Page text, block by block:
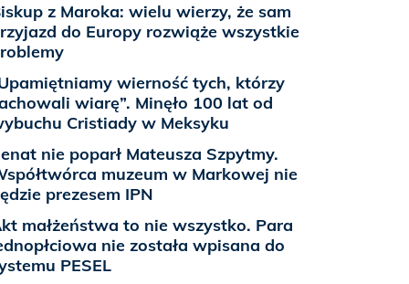
z Maroka: wielu wierzy, że sam
do Europy rozwiąże wszystkie
wierność tych, którzy
wiarę”. Minęło 100 lat od
Cristiady w Meksyku
nie poparł Mateusza Szpytmy.
muzeum w Markowej nie
prezesem IPN
małżeństwa to nie wszystko. Para
nie została wpisana do
PESEL